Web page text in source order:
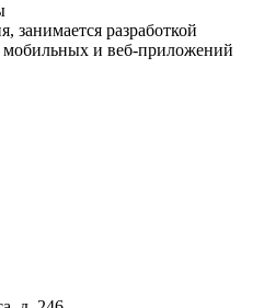
разработкой
и веб-приложений